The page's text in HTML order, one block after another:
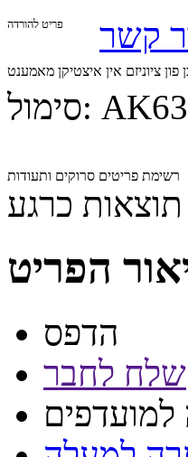
פריט להורדה
קשר
סימול:
רשימת פריטים סרוקים ותעודות
תוצאות כרגע
הפריט
הדפס
שלח לחבר
למועדפים